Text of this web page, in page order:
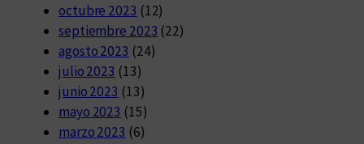
octubre 2023 (12)
septiembre 2023 (22)
agosto 2023 (24)
julio 2023 (13)
junio 2023 (13)
mayo 2023 (15)
marzo 2023 (6)